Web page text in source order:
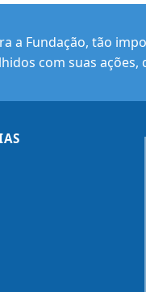
a Fundação, tão
com suas